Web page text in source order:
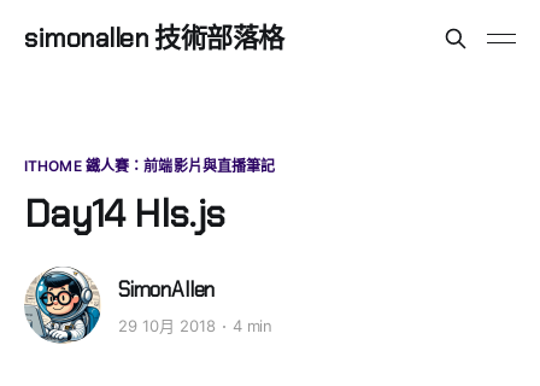
simonallen 技術部落格
ITHOME 鐵人賽：前端影片與直播筆記
Day14 Hls.js
SimonAllen
29 10月 2018 4 min